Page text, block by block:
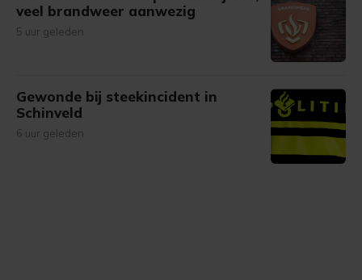
veel brandweer aanwezig
5 uur geleden
Gewonde bij steekincident in
Schinveld
6 uur geleden